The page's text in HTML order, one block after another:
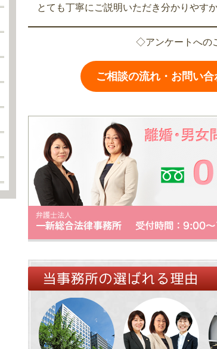
とても丁寧にご説明いただき分かりやす
◇アンケートへの
ご相談の流れ・お問い